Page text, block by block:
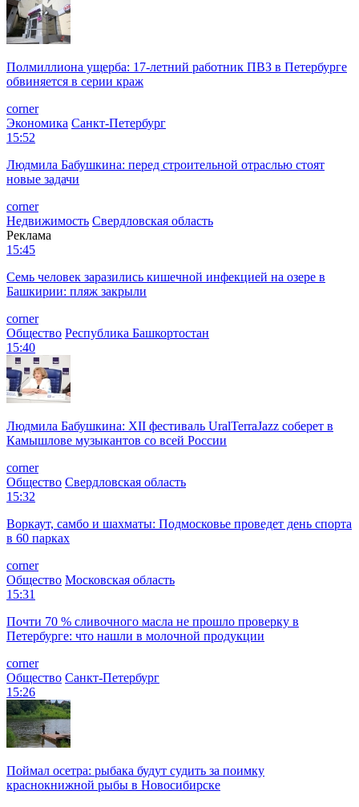
Полмиллиона ущерба: 17-летний работник ПВЗ в Петербурге
обвиняется в серии краж
corner
Экономика Санкт-Петербург
15:52
Людмила Бабушкина: перед строительной отраслью стоят
новые задачи
corner
Недвижимость Свердловская область
Реклама
15:45
Семь человек заразились кишечной инфекцией на озере в
Башкирии: пляж закрыли
corner
Общество Республика Башкортостан
15:40
Людмила Бабушкина: XII фестиваль UralTerraJazz соберет в
Камышлове музыкантов со всей России
corner
Общество Свердловская область
15:32
Воркаут, самбо и шахматы: Подмосковье проведет день спорта
в 60 парках
corner
Общество Московская область
15:31
Почти 70 % сливочного масла не прошло проверку в
Петербурге: что нашли в молочной продукции
corner
Общество Санкт-Петербург
15:26
Поймал осетра: рыбака будут судить за поимку
краснокнижной рыбы в Новосибирске